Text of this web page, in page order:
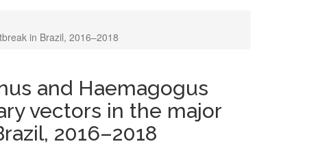
in Brazil, 2016–2018
and Haemagogus
vectors in the major
2016–2018